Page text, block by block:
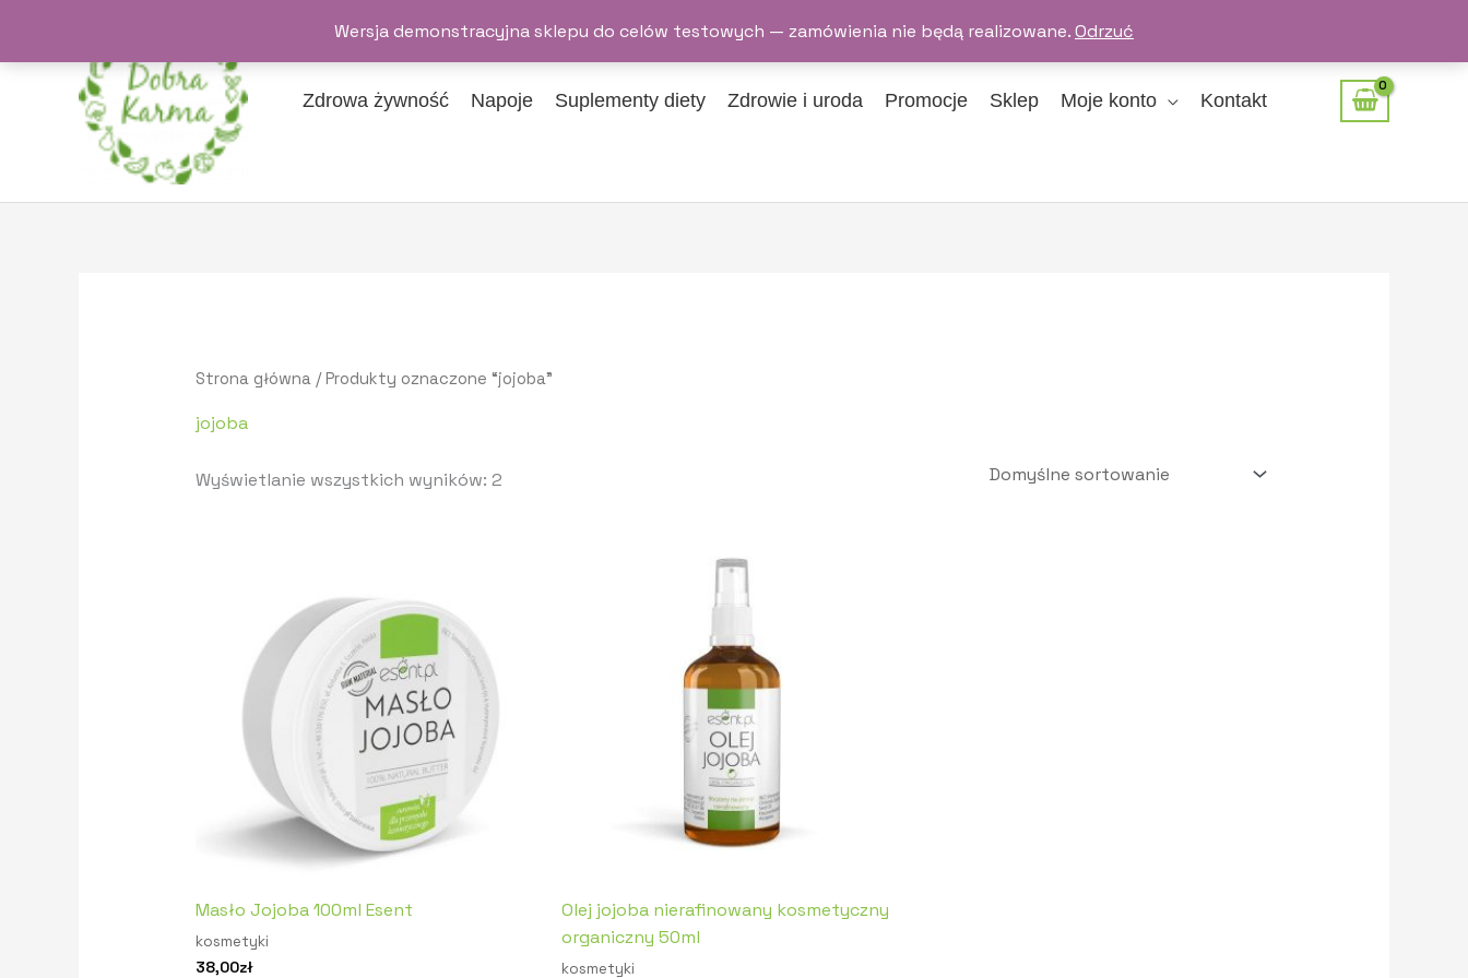
Wersja demonstracyjna sklepu do celów testowych — zamówienia nie będą realizowane.Odrzuć
treści
Zdrowa żywność Napoje Suplementy diety Zdrowie i uroda Promocje Sklep Moje konto Kontakt
Strona główna/ Produkty oznaczone “jojoba”
jojoba
Wyświetlanie wszystkich wyników: 2
Masło Jojoba 100ml Esent
kosmetyki
38,00zł
Olej jojoba nierafinowany kosmetyczny
organiczny 50ml
kosmetyki